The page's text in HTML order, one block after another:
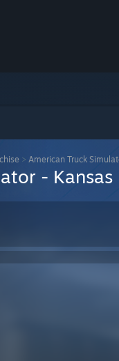
> American Truck
- Kansas